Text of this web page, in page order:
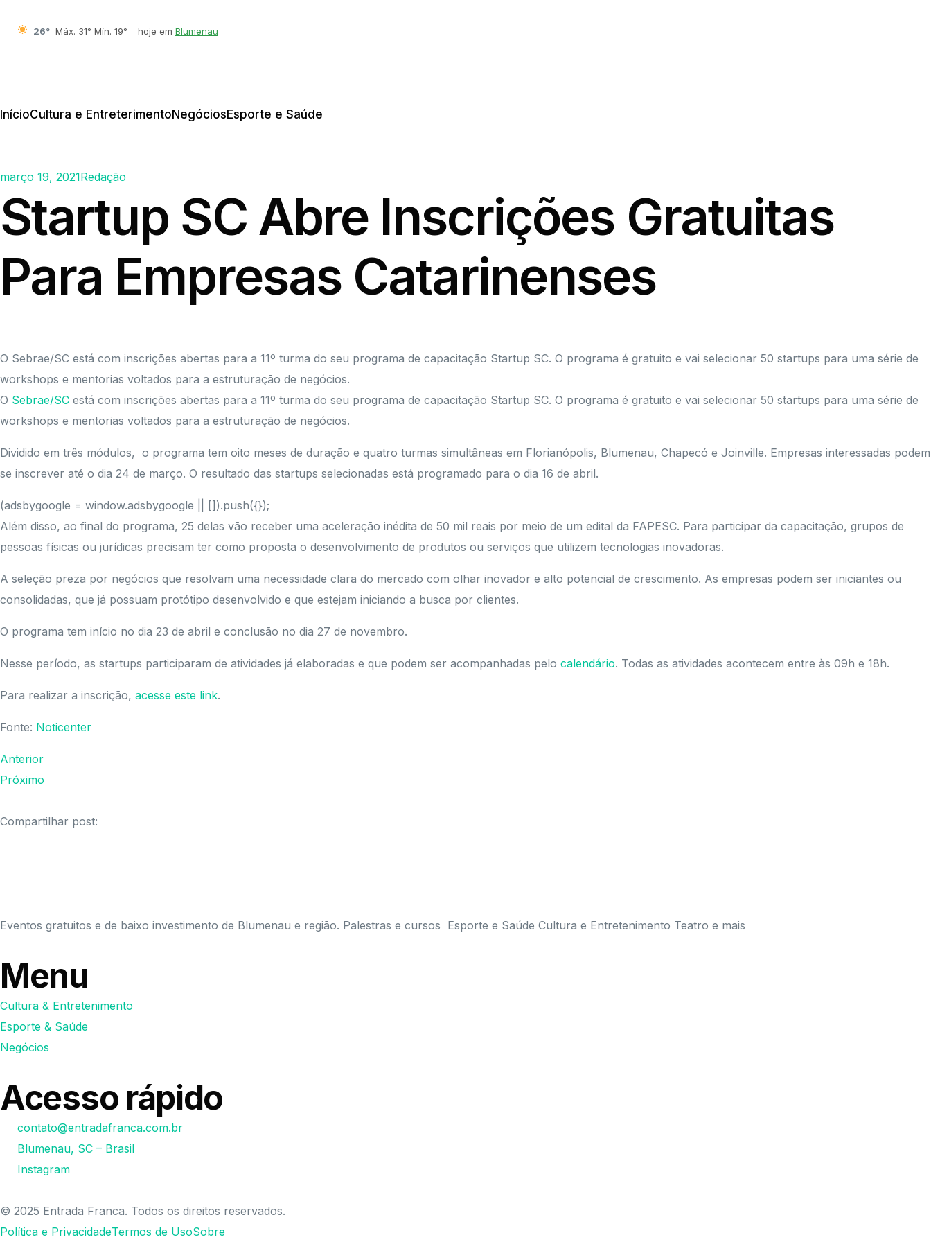
26° Máx. 31° Mín. 19° hoje em Blumenau
InícioCultura e EntreterimentoNegóciosEsporte e Saúde
março 19, 2021Redação
Startup SC Abre Inscrições Gratuitas
Para Empresas Catarinenses
O Sebrae/SC está com inscrições abertas para a 11º turma do seu programa de capacitação Startup SC. O programa é gratuito e vai selecionar 50 startups para uma série de
workshops e mentorias voltados para a estruturação de negócios.
O Sebrae/SC está com inscrições abertas para a 11º turma do seu programa de capacitação Startup SC. O programa é gratuito e vai selecionar 50 startups para uma série de
workshops e mentorias voltados para a estruturação de negócios.
Dividido em três módulos, o programa tem oito meses de duração e quatro turmas simultâneas em Florianópolis, Blumenau, Chapecó e Joinville. Empresas interessadas podem
se inscrever até o dia 24 de março. O resultado das startups selecionadas está programado para o dia 16 de abril.
(adsbygoogle = window.adsbygoogle || []).push({});
Além disso, ao final do programa, 25 delas vão receber uma aceleração inédita de 50 mil reais por meio de um edital da FAPESC. Para participar da capacitação, grupos de
pessoas físicas ou jurídicas precisam ter como proposta o desenvolvimento de produtos ou serviços que utilizem tecnologias inovadoras.
A seleção preza por negócios que resolvam uma necessidade clara do mercado com olhar inovador e alto potencial de crescimento. As empresas podem ser iniciantes ou
consolidadas, que já possuam protótipo desenvolvido e que estejam iniciando a busca por clientes.
O programa tem início no dia 23 de abril e conclusão no dia 27 de novembro.
Nesse período, as startups participaram de atividades já elaboradas e que podem ser acompanhadas pelo calendário. Todas as atividades acontecem entre às 09h e 18h.
Para realizar a inscrição, acesse este link.
Fonte: Noticenter
Anterior
Próximo
Compartilhar post:
Eventos gratuitos e de baixo investimento de Blumenau e região. Palestras e cursos Esporte e Saúde Cultura e Entretenimento Teatro e mais
Menu
Cultura & Entretenimento
Esporte & Saúde
Negócios
Acesso rápido
contato@entradafranca.com.br
Blumenau, SC – Brasil
Instagram
© 2025 Entrada Franca. Todos os direitos reservados.
Política e PrivacidadeTermos de UsoSobre